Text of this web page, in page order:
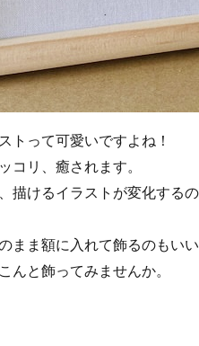
トって可愛いですよね！
コリ、癒されます。
描けるイラストが変化する
まま額に入れて飾るのもい
んと飾ってみませんか。